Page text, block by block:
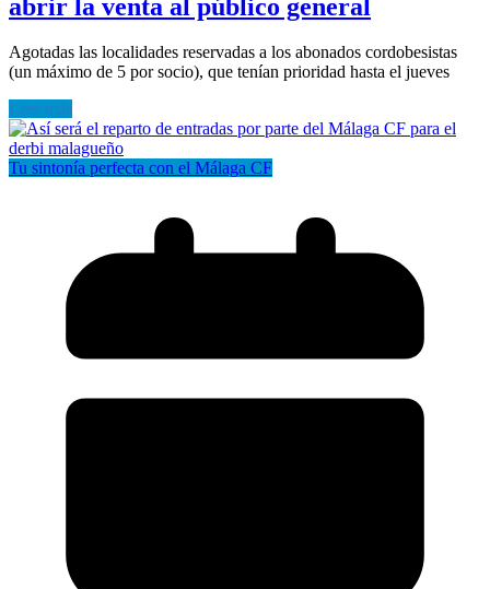
abrir la venta al público general
Agotadas las localidades reservadas a los abonados cordobesistas
(un máximo de 5 por socio), que tenían prioridad hasta el jueves
Leer más
Tu sintonía perfecta con el Málaga CF